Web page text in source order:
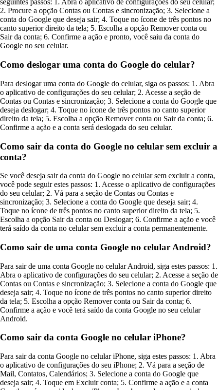
seguintes passos: 1. Abra o aplicativo de configurações do seu celular;
2. Procure a opção Contas ou Contas e sincronização; 3. Selecione a
conta do Google que deseja sair; 4. Toque no ícone de três pontos no
canto superior direito da tela; 5. Escolha a opção Remover conta ou
Sair da conta; 6. Confirme a ação e pronto, você saiu da conta do
Google no seu celular.
Como deslogar uma conta do Google do celular?
Para deslogar uma conta do Google do celular, siga os passos: 1. Abra
o aplicativo de configurações do seu celular; 2. Acesse a seção de
Contas ou Contas e sincronização; 3. Selecione a conta do Google que
deseja deslogar; 4. Toque no ícone de três pontos no canto superior
direito da tela; 5. Escolha a opção Remover conta ou Sair da conta; 6.
Confirme a ação e a conta será deslogada do seu celular.
Como sair da conta do Google no celular sem excluir a
conta?
Se você deseja sair da conta do Google no celular sem excluir a conta,
você pode seguir estes passos: 1. Acesse o aplicativo de configurações
do seu celular; 2. Vá para a seção de Contas ou Contas e
sincronização; 3. Selecione a conta do Google que deseja sair; 4.
Toque no ícone de três pontos no canto superior direito da tela; 5.
Escolha a opção Sair da conta ou Deslogar; 6. Confirme a ação e você
terá saído da conta no celular sem excluir a conta permanentemente.
Como sair de uma conta Google no celular Android?
Para sair de uma conta Google no celular Android, siga estes passos: 1.
Abra o aplicativo de configurações do seu celular; 2. Acesse a seção de
Contas ou Contas e sincronização; 3. Selecione a conta do Google que
deseja sair; 4. Toque no ícone de três pontos no canto superior direito
da tela; 5. Escolha a opção Remover conta ou Sair da conta; 6.
Confirme a ação e você terá saído da conta Google no seu celular
Android.
Como sair da conta Google no celular iPhone?
Para sair da conta Google no celular iPhone, siga estes passos: 1. Abra
o aplicativo de configurações do seu iPhone; 2. Vá para a seção de
Mail, Contatos, Calendários; 3. Selecione a conta do Google que
deseja sair; 4. Toque em Excluir conta; 5. Confirme a ação e a conta